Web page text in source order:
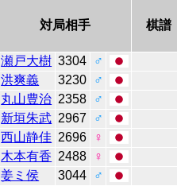
対局相手 棋譜
瀬戸大樹 3304
♂
洪爽義 3230
♂
丸山豊治 2358
♂
新垣朱武 2967
♂
西山静佳 2696
♀
木本有香 2488
♀
姜ミ侯 3044
♂